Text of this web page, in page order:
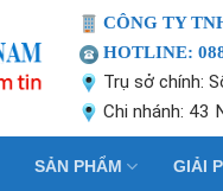
CÔNG TY
HOTLINE:
Trụ sở chính:
Chi nhánh: 43
SẢN PHẨM GIẢI